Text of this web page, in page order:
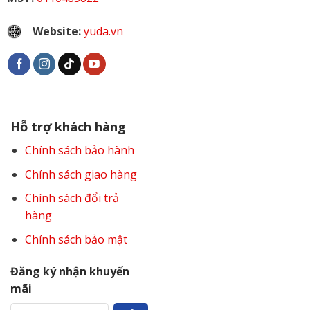
Ắc quy có nguồn 24V – 12Ah thường sử dụng cho các
loại xe có động cơ 250W
Xe điện có bao nhiêu loại bình ắc
quy?
Website:yuda.vn
Hỗ trợ khách hàng
Chính sách bảo hành
Chính sách giao hàng
Chính sách đổi trả
hàng
Chính sách bảo mật
Đăng ký nhận khuyến
mãi